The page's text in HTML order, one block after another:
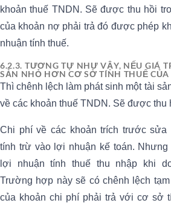
khoản thuế TNDN. Sẽ được thu hồi
của khoản nợ phải trả đó được phép
nhuận tính thuế.
6.2.3. TƯƠNG TỰ NHƯ VẬY, NẾU GIÁ
SẢN NHỎ HƠN CƠ SỞ TÍNH THUẾ
Thì chênh lệch làm phát sinh một tài
về các khoản thuế TNDN. Sẽ được thu
Chi phí về các khoản trích trước
tính trừ vào lợi nhuận kế toán.
lợi nhuận tính thuế thu nhập khi
Trường hợp này sẽ có chênh lệch
của khoản chi phí phải trả với cơ sở